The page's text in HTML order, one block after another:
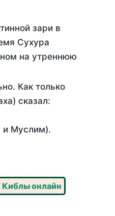
зари в
Сухура
на утреннюю
Как только
сказал:
и Муслим).
Киблы онлайн